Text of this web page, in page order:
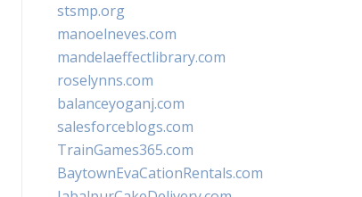
stsmp.org
manoelneves.com
mandelaeffectlibrary.com
roselynns.com
balanceyoganj.com
salesforceblogs.com
TrainGames365.com
BaytownEvaCationRentals.com